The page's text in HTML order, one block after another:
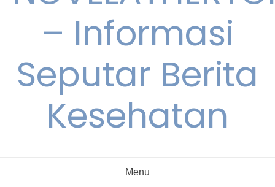
– Informasi
Seputar Berita
Kesehatan
Menu